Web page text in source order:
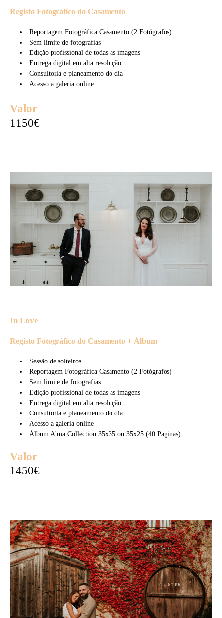
Registo Fotográfico do Casamento
Reportagem Fotográfica Casamento (2 Fotógrafos)
Sem limite de fotografias
Edição profissional de todas as imagens
Entrega digital em alta resolução
Consultoria e planeamento do dia
Acesso a galeria online
Valor
1150€
In Love
Registo Fotográfico do Casamento + Álbum
Sessão de solteiros
Reportagem Fotográfica Casamento (2 Fotógrafos)
Sem limite de fotografias
Edição profissional de todas as imagens
Entrega digital em alta resolução
Consultoria e planeamento do dia
Acesso a galeria online
Álbum Alma Collection 35x35 ou 35x25 (40 Paginas)
Valor
1450€